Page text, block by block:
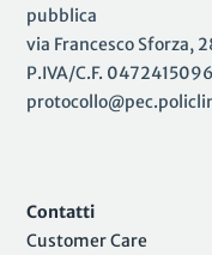
pubblica
via Francesco Sforza,
P.IVA/C.F.
Contatti
Customer Care